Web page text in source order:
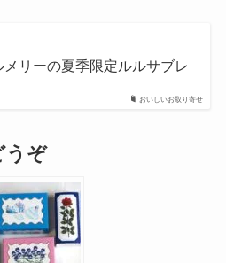
リーのルルガトー